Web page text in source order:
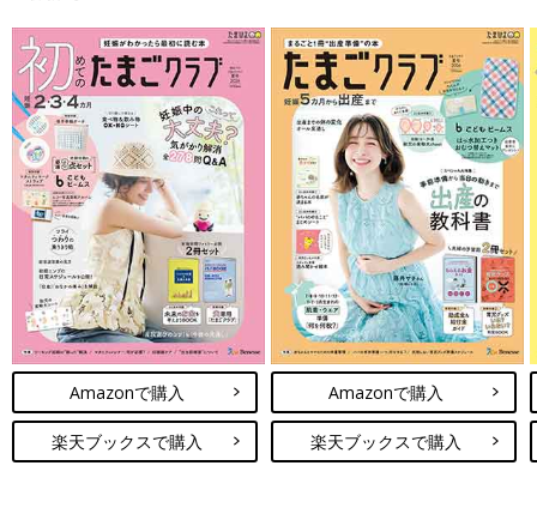
Amazonで購入
楽天ブックスで購入
Amazonで購入
楽天ブックスで購入